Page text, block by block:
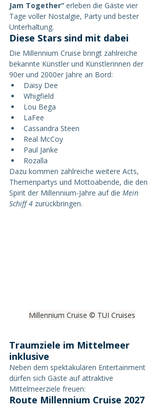
Jam Together“ erleben die Gäste vier
Tage voller Nostalgie, Party und bester
Unterhaltung.
Diese Stars sind mit dabei
Die Millennium Cruise bringt zahlreiche
bekannte Künstler und Künstlerinnen der
90er und 2000er Jahre an Bord:
Daisy Dee
Whigfield
Lou Bega
LaFee
Cassandra Steen
Real McCoy
Paul Janke
Rozalla
Dazu kommen zahlreiche weitere Acts,
Themenpartys und Mottoabende, die den
Spirit der Millennium-Jahre auf die Mein
Schiff 4 zurückbringen.
Millennium Cruise © TUI Cruises
Traumziele im Mittelmeer
inklusive
Neben dem spektakulären Entertainment
dürfen sich Gäste auf attraktive
Mittelmeerziele freuen:
Route Millennium Cruise 2027